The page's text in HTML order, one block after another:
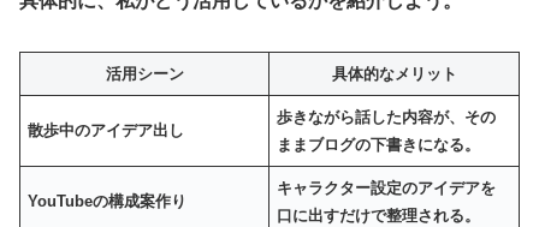
活用シーン 具体的なメリット
散歩中のアイデア出し
歩きながら話した内容が、その
ままブログの下書きになる。
YouTubeの構成案作り
キャラクター設定のアイデアを
口に出すだけで整理される。